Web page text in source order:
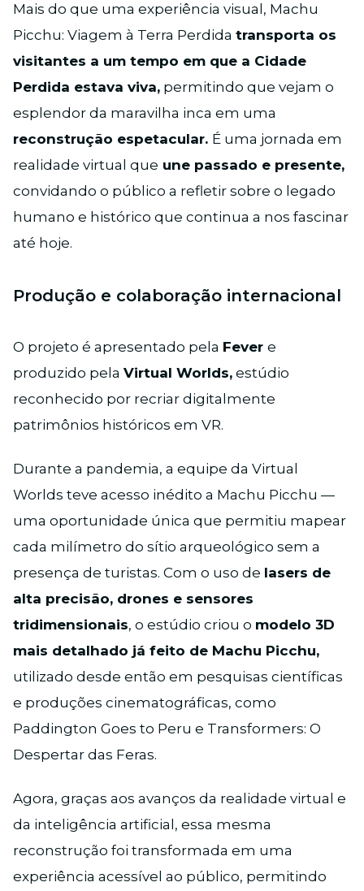
Mais do que uma experiência visual, Machu
Picchu: Viagem à Terra Perdida transporta os
visitantes a um tempo em que a Cidade
Perdida estava viva, permitindo que vejam o
esplendor da maravilha inca em uma
reconstrução espetacular. É uma jornada em
realidade virtual que une passado e presente,
convidando o público a refletir sobre o legado
humano e histórico que continua a nos fascinar
até hoje.
Produção e colaboração internacional
O projeto é apresentado pela Fever e
produzido pela Virtual Worlds, estúdio
reconhecido por recriar digitalmente
patrimônios históricos em VR.
Durante a pandemia, a equipe da Virtual
Worlds teve acesso inédito a Machu Picchu —
uma oportunidade única que permitiu mapear
cada milímetro do sítio arqueológico sem a
presença de turistas. Com o uso de lasers de
alta precisão, drones e sensores
tridimensionais, o estúdio criou o modelo 3D
mais detalhado já feito de Machu Picchu,
utilizado desde então em pesquisas científicas
e produções cinematográficas, como
Paddington Goes to Peru e Transformers: O
Despertar das Feras.
Agora, graças aos avanços da realidade virtual e
da inteligência artificial, essa mesma
reconstrução foi transformada em uma
experiência acessível ao público, permitindo